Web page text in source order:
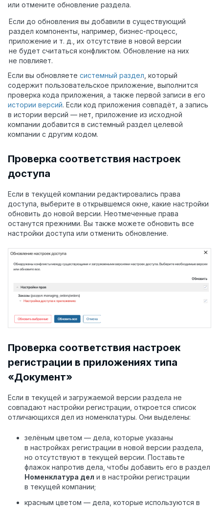
или отмените обновление раздела.
Если до обновления вы добавили в существующий
раздел компоненты, например, бизнес-процесс,
приложение и т. д., их отсутствие в новой версии
не будет считаться конфликтом. Обновление на них
не повлияет.
Если вы обновляете системный раздел, который
содержит пользовательское приложение, выполнится
проверка кода приложения, а также первой записи в его
истории версий. Если код приложения совпадёт, а запись
в истории версий — нет, приложение из исходной
компании добавится в системный раздел целевой
компании с другим кодом.
Проверка соответствия настроек
доступа
Если в текущей компании редактировались права
доступа, выберите в открывшемся окне, какие настройки
обновить до новой версии. Неотмеченные права
останутся прежними. Вы также можете обновить все
настройки доступа или отменить обновление.
Проверка соответствия настроек
регистрации в приложениях типа
«Документ»
Если в текущей и загружаемой версии раздела не
совпадают настройки регистрации, откроется список
отличающихся дел из номенклатуры. Они выделены:
зелёным цветом — дела, которые указаны
в настройках регистрации в новой версии раздела,
но отсутствуют в текущей версии. Поставьте
флажок напротив дела, чтобы добавить его в раздел
Номенклатура дел и в настройки регистрации
в текущей компании;
красным цветом — дела, которые используются в